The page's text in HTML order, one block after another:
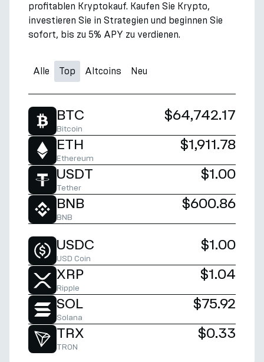
profitablen Kryptokauf. Kaufen Sie Krypto,
investieren Sie in Strategien und beginnen Sie
sofort, bis zu 5% APY zu verdienen.
Alle Top Altcoins Neu
BTC
Bitcoin
$64,742.17
ETH
Ethereum
$1,911.78
USDT
Tether
$1.00
BNB
BNB
$600.86
USDC
USD Coin
$1.00
XRP
Ripple
$1.04
SOL
Solana
$75.92
TRX
TRON
$0.33